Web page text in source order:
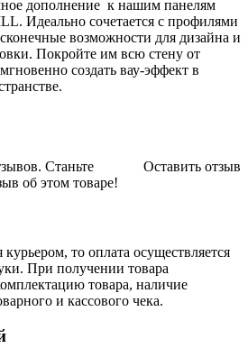
дополнение к нашим панелям
Идеально сочетается с профилями
возможности для дизайна и
Покройте им всю стену от
создать вау-эффект в
Оставить отзыв
Станьте
об этом товаре!
курьером, то оплата осуществляется
При получении товара
товара, наличие
и кассового чека.